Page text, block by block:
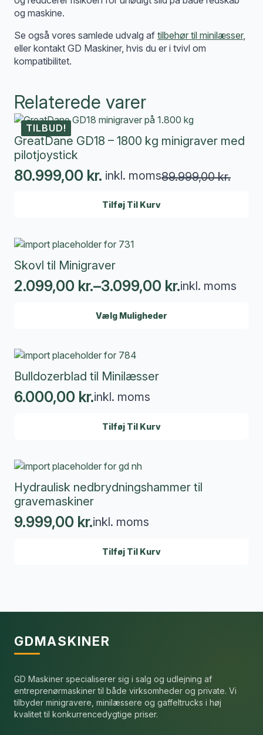
og maskine.
Se også vores samlede udvalg af tilbehør til minilæsser,
eller kontakt GD Maskiner, hvis du er i tvivl om
kompatibilitet.
Relaterede varer
TILBUD!
GreatDane GD18 – 1800 kg minigraver med
pilotjoystick
89.999,00kr.
Den
var:
89.999,00 kr..
80.999,00 kr.
Den
er:
80.999,00 kr..
inkl. moms
Tilføj Til Kurv
Skovl til Minigraver
2.099,00 kr.–3.099,00 kr.
Prisinterval:
3.099,00 kr.
inkl. moms
Vælg Muligheder
flere
varianter.
Mulighederne
vælges
Bulldozerblad til Minilæsser
6.000,00 kr.inkl. moms
Tilføj Til Kurv
Hydraulisk nedbrydningshammer til
gravemaskiner
9.999,00 kr.inkl. moms
Tilføj Til Kurv
GDMASKINER
GD Maskiner specialiserer sig i salg og udlejning af
entreprenørmaskiner til både virksomheder og private. Vi
tilbyder minigravere, minilæssere og gaffeltrucks i høj
kvalitet til konkurrencedygtige priser.